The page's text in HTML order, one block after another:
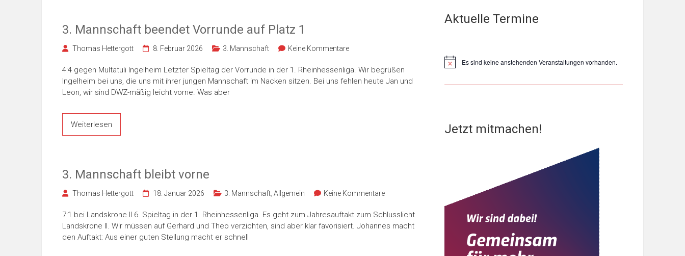
3. Mannschaft beendet Vorrunde auf Platz 1
Thomas Hettergott 8. Februar 2026 3. Mannschaft Keine Kommentare
4:4 gegen Multatuli Ingelheim Letzter Spieltag der Vorrunde in der 1. Rheinhessenliga. Wir begrüßen
Ingelheim bei uns, die uns mit ihrer jungen Mannschaft im Nacken sitzen. Bei uns fehlen heute Jan und
Leon, wir sind DWZ-mäßig leicht vorne. Was aber
Weiterlesen
3. Mannschaft bleibt vorne
Thomas Hettergott 18. Januar 2026 3. Mannschaft Allgemein Keine Kommentare
7:1 bei Landskrone II 6. Spieltag in der 1. Rheinhessenliga. Es geht zum Jahresauftakt zum Schlusslicht
Landskrone II. Wir müssen auf Gerhard und Theo verzichten, sind aber klar favorisiert. Johannes macht
den Auftakt: Aus einer guten Stellung macht er schnell
Aktuelle Termine
HinweisEs sind keine anstehenden Veranstaltungen vorhanden.
Jetzt mitmachen!